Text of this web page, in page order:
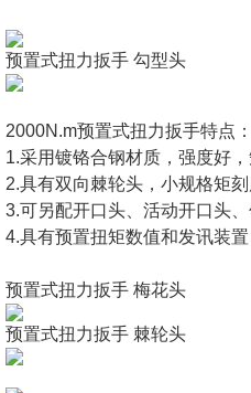
预置式扭力扳手 勾型头
2000N.m预置式扭力扳手特点：
1.采用镀铬合钢材质，强度好，
2.具有双向棘轮头，小规格矩刻
3.可另配开口头、活动开口头、
4.具有预置扭矩数值和发讯装置
预置式扭力扳手 梅花头
预置式扭力扳手 棘轮头